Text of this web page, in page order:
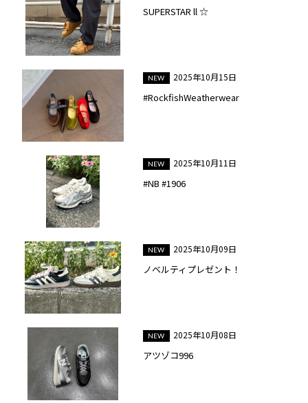
SUPERSTAR ll ☆
2025年10月15日
#RockfishWeatherwear
2025年10月11日
#NB #1906
2025年10月09日
ノベルティプレゼント！
2025年10月08日
アツゾコ996